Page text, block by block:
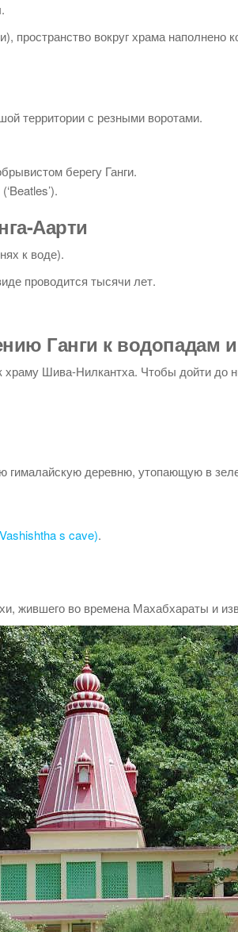
пространство вокруг храма
территории с резными воротами.
берегу Ганги.
Аарти
к воде).
проводится тысячи лет.
Ганги к водопадам
Шива-Нилкантха. Чтобы дойти до
деревню, утопающую в
s cave).
жившего во времена Махабхараты и